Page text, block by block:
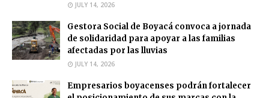
JULY 14, 2026
Gestora Social de Boyacá convoca a jornada
de solidaridad para apoyar a las familias
afectadas por las lluvias
JULY 14, 2026
Empresarios boyacenses podrán fortalecer